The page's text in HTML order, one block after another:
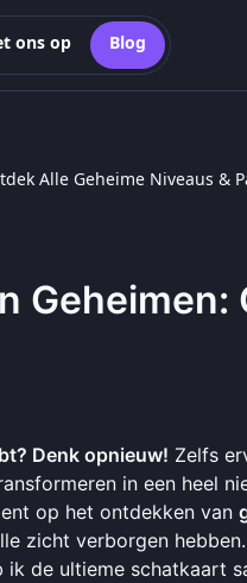
ons op Blog
Alle Geheime Niveaus &
Denk opnieuw! Zelfs
in een heel
op het ontdekken van
zicht verborgen
de ultieme schatkaart